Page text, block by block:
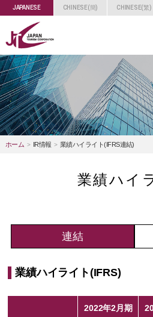
JAPANESE CHINESE(簡) CHINESE(繁)
ホーム IR情報 業績ハイライト(IFRS連結)
業績ハイ
連結
業績ハイライト(IFRS)
2022年2月期